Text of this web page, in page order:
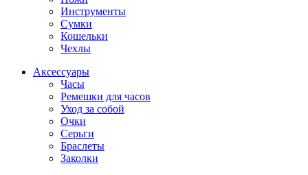
Инструменты
Сумки
Кошельки
Чехлы
Аксессуары
Часы
Ремешки для часов
Уход за собой
Очки
Серьги
Браслеты
Заколки